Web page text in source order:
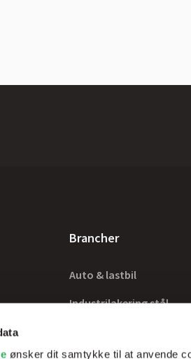
ønsker dit samtykke til at anvende
Brancher
Auto & lastbil
Industrilakering stål